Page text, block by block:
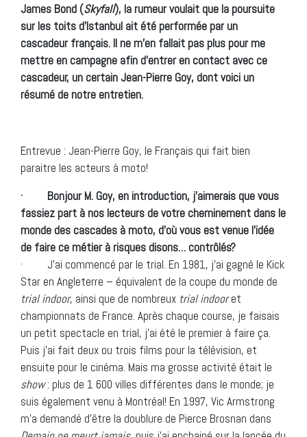
James Bond (Skyfall), la rumeur voulait que la poursuite
sur les toits d’Istanbul ait été performée par un
cascadeur français. Il ne m’en fallait pas plus pour me
mettre en campagne afin d’entrer en contact avec ce
cascadeur, un certain Jean-Pierre Goy, dont voici un
résumé de notre entretien.
Entrevue : Jean-Pierre Goy, le Français qui fait bien
paraitre les acteurs à moto!
· Bonjour M. Goy, en introduction, j’aimerais que vous
fassiez part à nos lecteurs de votre cheminement dans le
monde des cascades à moto, d’où vous est venue l’idée
de faire ce métier à risques disons… contrôlés?
· J’ai commencé par le trial. En 1981, j’ai gagné le Kick
Star en Angleterre – équivalent de la coupe du monde de
trial indoor, ainsi que de nombreux trial indooret
championnats de France. Après chaque course, je faisais
un petit spectacle en trial, j’ai été le premier à faire ça.
Puis j’ai fait deux ou trois films pour la télévision, et
ensuite pour le cinéma. Mais ma grosse activité était le
show: plus de 1 600 villes différentes dans le monde; je
suis également venu à Montréal! En 1997, Vic Armstrong
m’a demandé d’être la doublure de Pierce Brosnan dans